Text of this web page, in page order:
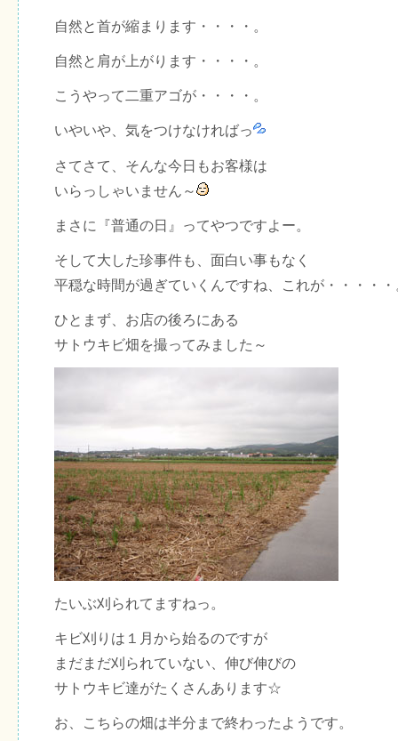
自然と首が縮まります・・・・。
自然と肩が上がります・・・・。
こうやって二重アゴが・・・・。
いやいや、気をつけなければっ
さてさて、そんな今日もお客様は
いらっしゃいません～
まさに『普通の日』ってやつですよー。
そして大した珍事件も、面白い事もなく
平穏な時間が過ぎていくんですね、これが・・・・・
ひとまず、お店の後ろにある
サトウキビ畑を撮ってみました～
たいぶ刈られてますねっ。
キビ刈りは１月から始るのですが
まだまだ刈られていない、伸び伸びの
サトウキビ達がたくさんあります☆
お、こちらの畑は半分まで終わったようです。